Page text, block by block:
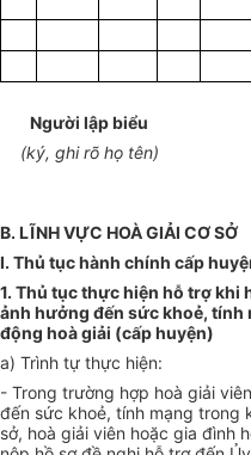
Người lập biểu
(ký, ghi rõ họ tên)
B. LĨNH VỰC HOÀ GIẢI CƠ SỞ
I. Thủ tục hành chính cấp
1. Thủ tục thực hiện hỗ trợ khi
ảnh hưởng đến sức khoẻ, tính
động hoà giải (cấp huyện)
a) Trình tự thực hiện:
- Trong trường hợp hoà giải
đến sức khoẻ, tính mạng trong
sở, hoà giải viên hoặc gia đình